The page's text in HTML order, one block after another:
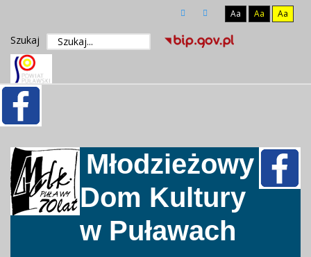
Aa Aa Aa
Szukaj
Młodzieżowy
Dom Kultury
w Puławach